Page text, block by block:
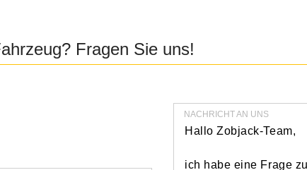
Fragen Sie uns!
NACHRICHT AN UNS